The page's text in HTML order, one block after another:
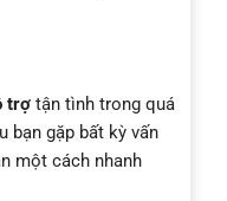
trợ tận tình trong quá
bạn gặp bất kỳ vấn
một cách nhanh